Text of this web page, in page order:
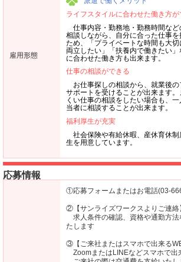
雇用形態
ライフスタイルに合わせた働き方が
仕事内容・勤務地・勤務時間な
相談しながら、自分に合った仕事
ため、「プライベートな時間も大
両立したい」「扶養内で働きたい
に合わせた働き方も出来ます。
仕事の相談ができる
お仕事探しの相談から、就業後
サポートを受けることが出来ます
くい仕事の相談をしたい場合も、
当者に相談することが出来ます。
福利厚生が充実
社会保険や有給休暇、産休育休
生を用意しています。
応募情報
①応募フォームまたはお電話(03-
②【サンライズワークスよりご連絡
求人条件の確認、資格や通勤方法
たします
③【ご来社またはスマホで出来る
ZoomまたはLINEなどスマホで出